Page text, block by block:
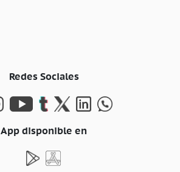
Redes Sociales
App disponible en